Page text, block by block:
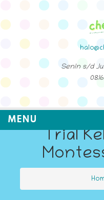
Senin s/d
MENU
Trial